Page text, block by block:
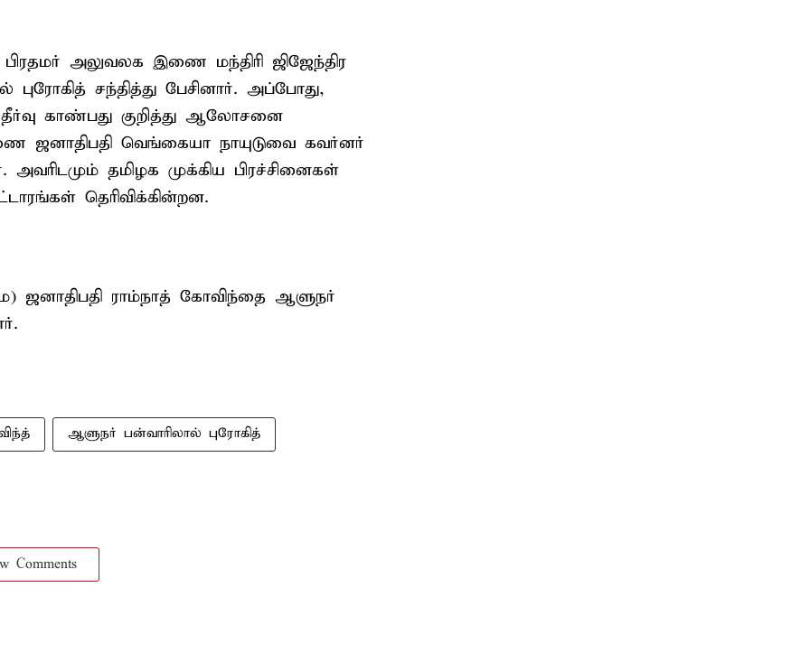
அலுவலக இணை மந்திரி ஜிஜேந்திர
சந்தித்து பேசினார். அப்போது,
தீர்வு காண்பது குறித்து ஆலோசனை
ஜனாதிபதி வெங்கையா நாயுடுவை கவர்னர்
அவரிடமும் தமிழக முக்கிய பிரச்சினைகள்
தெரிவிக்கின்றன.
ஜனாதிபதி ராம்நாத் கோவிந்தை ஆளுநர்
ஆளுநர் பன்வாரிலால் புரோகித்
Comments